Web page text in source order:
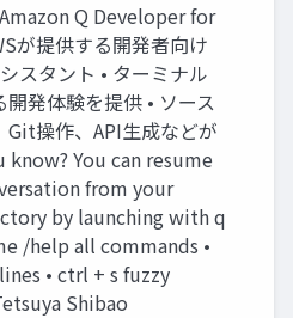
Q Developer for
が提供する開発者向け
スタント • ターミナル
発体験を提供 • ソース
Git操作、API生成などが
know? You can resume
from your
by launching with q
/help all commands •
• ctrl + s fuzzy
Shibao